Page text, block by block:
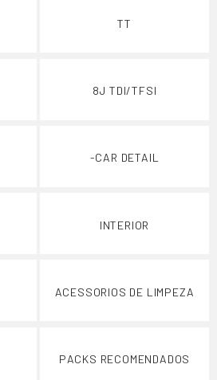
TT
8J TDI/TFSI
-CAR DETAIL
INTERIOR
ACESSORIOS DE LIMPEZA
PACKS RECOMENDADOS